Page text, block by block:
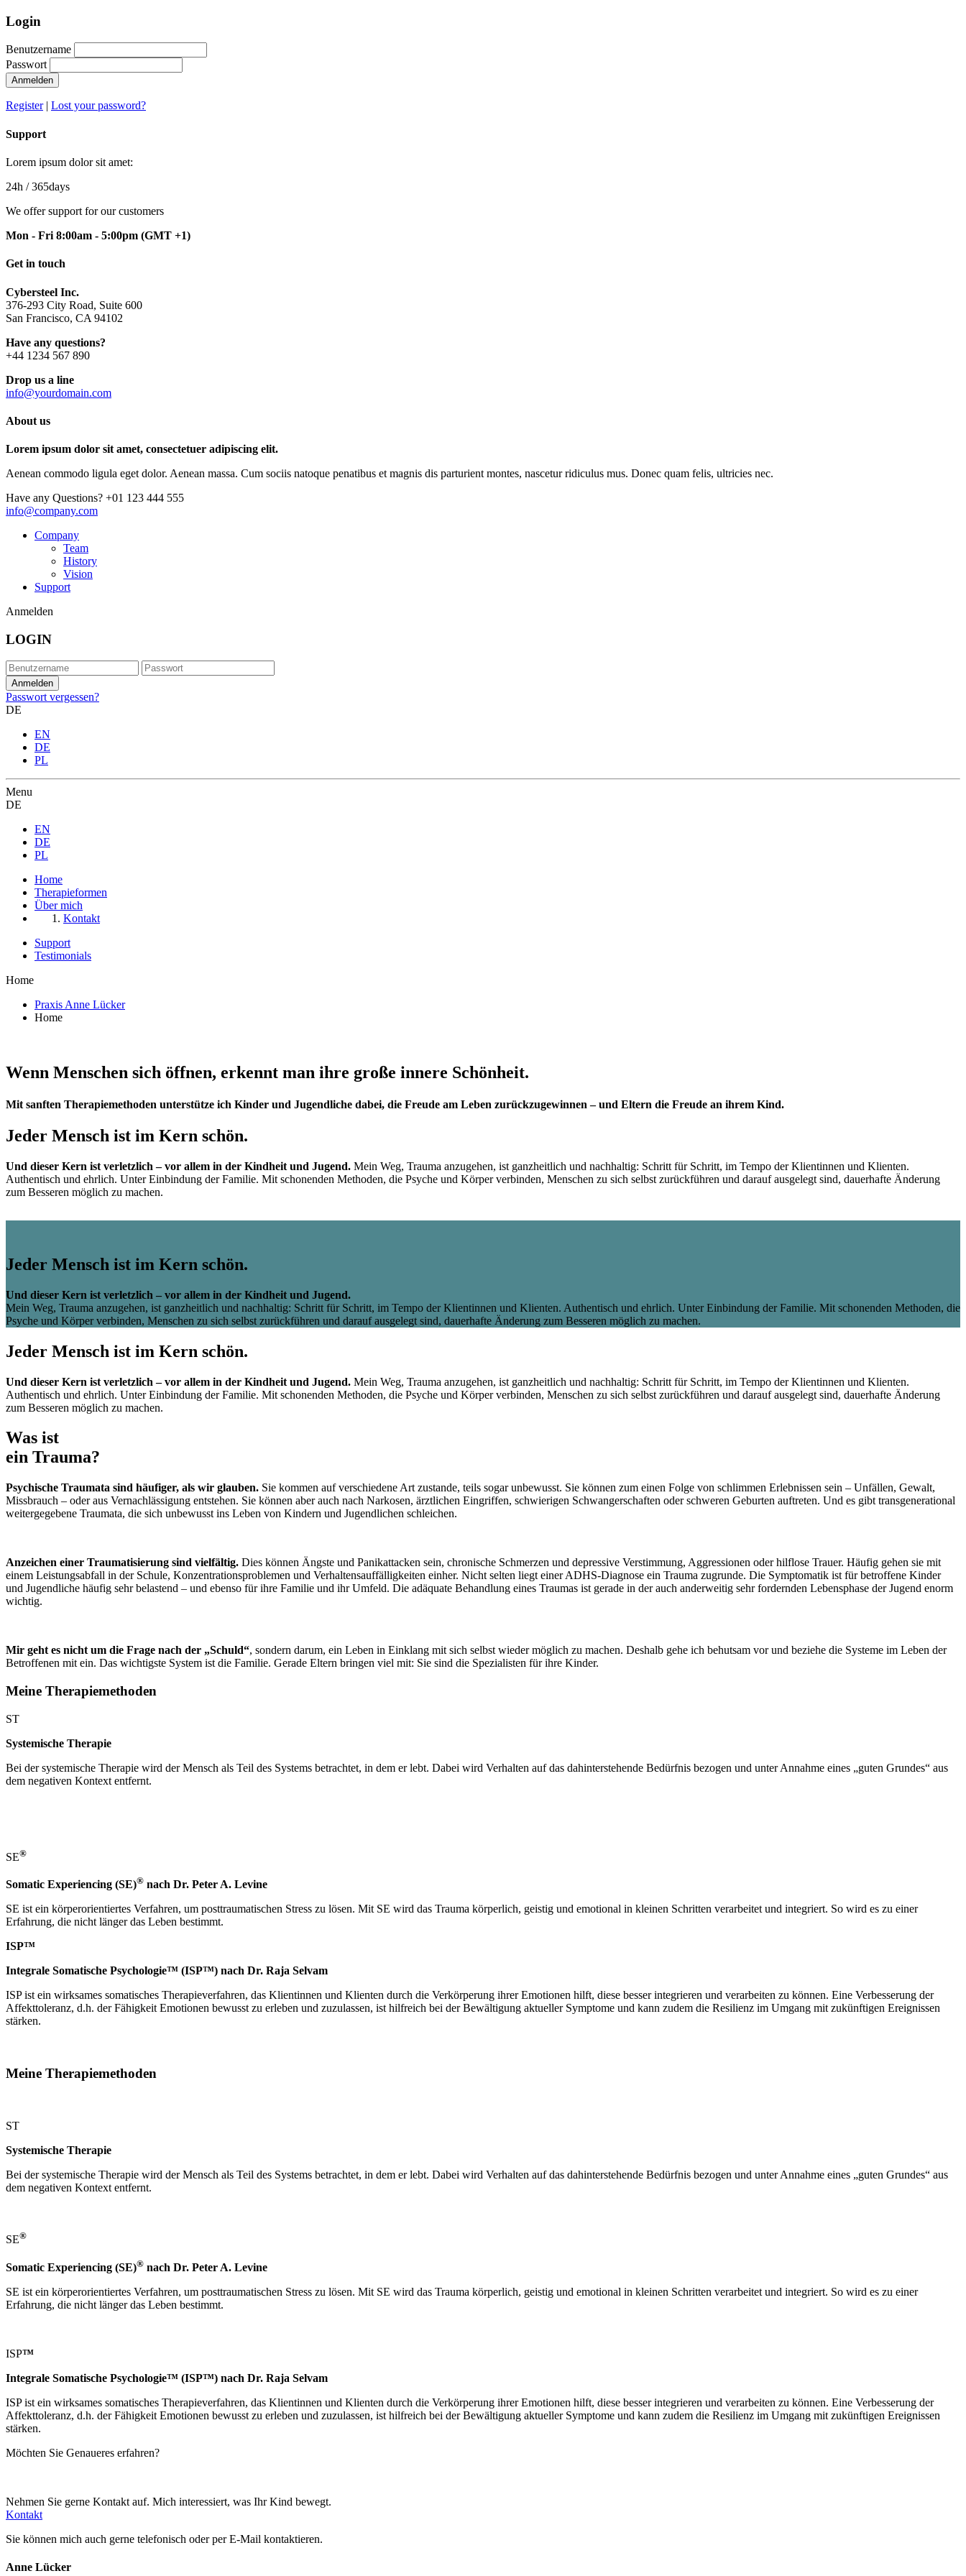
Login
Benutzername
Passwort
Anmelden
Register| Lost your password?
Support
Lorem ipsum dolor sit amet:
24h / 365days
We offer support for our customers
Mon - Fri 8:00am - 5:00pm (GMT +1)
Get in touch
Cybersteel Inc.
376-293 City Road, Suite 600
San Francisco, CA 94102
Have any questions?
+44 1234 567 890
Drop us a line
info@yourdomain.com
About us
Lorem ipsum dolor sit amet, consectetuer adipiscing elit.
Aenean commodo ligula eget dolor. Aenean massa. Cum sociis natoque penatibus et magnis dis parturient montes, nascetur ridiculus mus. Donec quam felis, ultricies nec.
Have any Questions? +01 123 444 555
info@company.com
Company
Team
History
Vision
Support
Anmelden
LOGIN
Passwort vergessen?
DE
EN
DE
PL
Menu
DE
EN
DE
PL
Home
Therapieformen
Über mich
Kontakt
Support
Testimonials
Home
Praxis Anne Lücker
Home
Wenn Menschen sich öffnen, erkennt man ihre große innere Schönheit.
Mit sanften Therapiemethoden unterstütze ich Kinder und Jugendliche dabei, die Freude am Leben zurückzugewinnen – und Eltern die Freude an ihrem Kind.
Jeder Mensch ist im Kern schön.
Und dieser Kern ist verletzlich – vor allem in der Kindheit und Jugend. Mein Weg, Trauma anzugehen, ist ganzheitlich und nachhaltig: Schritt für Schritt, im Tempo der Klientinnen und Klienten.
Authentisch und ehrlich. Unter Einbindung der Familie. Mit schonenden Methoden, die Psyche und Körper verbinden, Menschen zu sich selbst zurückführen und darauf ausgelegt sind, dauerhafte Änderung
zum Besseren möglich zu machen.
Jeder Mensch ist im Kern schön.
Und dieser Kern ist verletzlich – vor allem in der Kindheit und Jugend.
Mein Weg, Trauma anzugehen, ist ganzheitlich und nachhaltig: Schritt für Schritt, im Tempo der Klientinnen und Klienten. Authentisch und ehrlich. Unter Einbindung der Familie. Mit schonenden Methoden, die
Psyche und Körper verbinden, Menschen zu sich selbst zurückführen und darauf ausgelegt sind, dauerhafte Änderung zum Besseren möglich zu machen.
Jeder Mensch ist im Kern schön.
Und dieser Kern ist verletzlich – vor allem in der Kindheit und Jugend. Mein Weg, Trauma anzugehen, ist ganzheitlich und nachhaltig: Schritt für Schritt, im Tempo der Klientinnen und Klienten.
Authentisch und ehrlich. Unter Einbindung der Familie. Mit schonenden Methoden, die Psyche und Körper verbinden, Menschen zu sich selbst zurückführen und darauf ausgelegt sind, dauerhafte Änderung
zum Besseren möglich zu machen.
Was ist
ein Trauma?
Psychische Traumata sind häufiger, als wir glauben. Sie kommen auf verschiedene Art zustande, teils sogar unbewusst. Sie können zum einen Folge von schlimmen Erlebnissen sein – Unfällen, Gewalt,
Missbrauch – oder aus Vernachlässigung entstehen. Sie können aber auch nach Narkosen, ärztlichen Eingriffen, schwierigen Schwangerschaften oder schweren Geburten auftreten. Und es gibt transgenerational
weitergegebene Traumata, die sich unbewusst ins Leben von Kindern und Jugendlichen schleichen.
Anzeichen einer Traumatisierung sind vielfältig. Dies können Ängste und Panikattacken sein, chronische Schmerzen und depressive Verstimmung, Aggressionen oder hilflose Trauer. Häufig gehen sie mit
einem Leistungsabfall in der Schule, Konzentrationsproblemen und Verhaltensauffälligkeiten einher. Nicht selten liegt einer ADHS-Diagnose ein Trauma zugrunde. Die Symptomatik ist für betroffene Kinder
und Jugendliche häufig sehr belastend – und ebenso für ihre Familie und ihr Umfeld. Die adäquate Behandlung eines Traumas ist gerade in der auch anderweitig sehr fordernden Lebensphase der Jugend enorm
wichtig.
Mir geht es nicht um die Frage nach der „Schuld“, sondern darum, ein Leben in Einklang mit sich selbst wieder möglich zu machen. Deshalb gehe ich behutsam vor und beziehe die Systeme im Leben der
Betroffenen mit ein. Das wichtigste System ist die Familie. Gerade Eltern bringen viel mit: Sie sind die Spezialisten für ihre Kinder.
Meine Therapiemethoden
ST
Systemische Therapie
Bei der systemische Therapie wird der Mensch als Teil des Systems betrachtet, in dem er lebt. Dabei wird Verhalten auf das dahinterstehende Bedürfnis bezogen und unter Annahme eines „guten Grundes“ aus
dem negativen Kontext entfernt.
SE®
Somatic Experiencing (SE)® nach Dr. Peter A. Levine
SE ist ein körperorientiertes Verfahren, um posttraumatischen Stress zu lösen. Mit SE wird das Trauma körperlich, geistig und emotional in kleinen Schritten verarbeitet und integriert. So wird es zu einer
Erfahrung, die nicht länger das Leben bestimmt.
ISP™
Integrale Somatische Psychologie™ (ISP™) nach Dr. Raja Selvam
ISP ist ein wirksames somatisches Therapieverfahren, das Klientinnen und Klienten durch die Verkörperung ihrer Emotionen hilft, diese besser integrieren und verarbeiten zu können. Eine Verbesserung der
Affekttoleranz, d.h. der Fähigkeit Emotionen bewusst zu erleben und zuzulassen, ist hilfreich bei der Bewältigung aktueller Symptome und kann zudem die Resilienz im Umgang mit zukünftigen Ereignissen
stärken.
Meine Therapiemethoden
ST
Systemische Therapie
Bei der systemische Therapie wird der Mensch als Teil des Systems betrachtet, in dem er lebt. Dabei wird Verhalten auf das dahinterstehende Bedürfnis bezogen und unter Annahme eines „guten Grundes“ aus
dem negativen Kontext entfernt.
SE®
Somatic Experiencing (SE)® nach Dr. Peter A. Levine
SE ist ein körperorientiertes Verfahren, um posttraumatischen Stress zu lösen. Mit SE wird das Trauma körperlich, geistig und emotional in kleinen Schritten verarbeitet und integriert. So wird es zu einer
Erfahrung, die nicht länger das Leben bestimmt.
ISP™
Integrale Somatische Psychologie™ (ISP™) nach Dr. Raja Selvam
ISP ist ein wirksames somatisches Therapieverfahren, das Klientinnen und Klienten durch die Verkörperung ihrer Emotionen hilft, diese besser integrieren und verarbeiten zu können. Eine Verbesserung der
Affekttoleranz, d.h. der Fähigkeit Emotionen bewusst zu erleben und zuzulassen, ist hilfreich bei der Bewältigung aktueller Symptome und kann zudem die Resilienz im Umgang mit zukünftigen Ereignissen
stärken.
Möchten Sie Genaueres erfahren?
Nehmen Sie gerne Kontakt auf. Mich interessiert, was Ihr Kind bewegt.
Kontakt
Sie können mich auch gerne telefonisch oder per E-Mail kontaktieren.
Anne Lücker